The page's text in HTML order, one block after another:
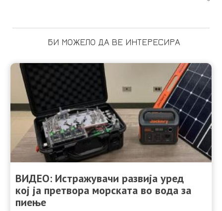
БИ МОЖЕЛО ДА ВЕ ИНТЕРЕСИРА
ВИДЕО: Истражувачи развија уред
кој ја претвора морската во вода за
пиење